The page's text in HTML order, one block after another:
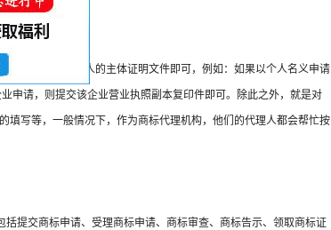
只需要提交申请人的主体证明文件即可，例如：如果以个人名义申请
申请，则提交该企业营业执照副本复印件即可。除此之外，就是对
填写等，一般情况下，作为商标代理机构，他们的代理人都会帮忙按
提交商标申请、受理商标申请、商标审查、商标告示、领取商标证